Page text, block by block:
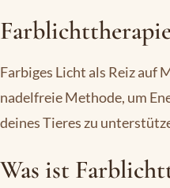
Farblichttherapie
Farbiges Licht als Reiz auf
nadelfreie Methode, um
deines Tieres zu
Was ist